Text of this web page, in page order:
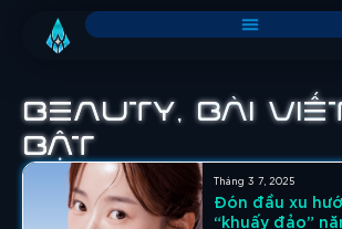
Beauty,Bài
bật
Tháng 3 7, 2025
Đón đầu xu
“khuấy đảo”